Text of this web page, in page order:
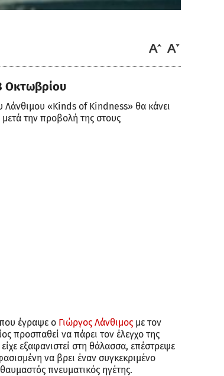
Οκτωβρίου
«Kinds of Kindness» θα κάνει
την προβολή της στους
που έγραψε ο Γιώργος Λάνθιμος με τον
προσπαθεί να πάρει τον έλεγχο της
εξαφανιστεί στη θάλασσα, επέστρεψε
να βρει έναν συγκεκριμένο
πνευματικός ηγέτης.